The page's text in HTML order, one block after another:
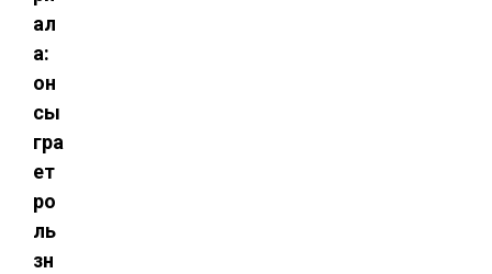
ал
а:
он
сы
гра
ет
ро
ль
зн